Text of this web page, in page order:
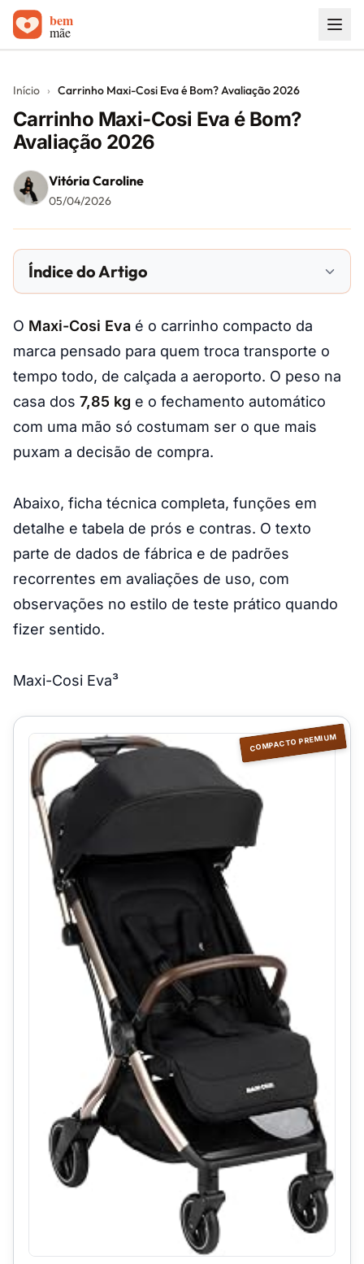
Carrinhos de bebê
Sobre
Blog
Início › Carrinho Maxi-Cosi Eva é Bom? Avaliação 2026
Carrinho Maxi-Cosi Eva é Bom?
Avaliação 2026
Vitória Caroline
05/04/2026
Índice do Artigo
O Maxi-Cosi Eva é o carrinho compacto da
marca pensado para quem troca transporte o
tempo todo, de calçada a aeroporto. O peso na
casa dos 7,85 kg e o fechamento automático
com uma mão só costumam ser o que mais
puxam a decisão de compra.
Abaixo, ficha técnica completa, funções em
detalhe e tabela de prós e contras. O texto
parte de dados de fábrica e de padrões
recorrentes em avaliações de uso, com
observações no estilo de teste prático quando
fizer sentido.
Maxi-Cosi Eva³
COMPACTO PREMIUM